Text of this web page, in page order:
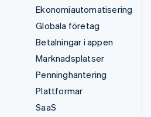
Ekonomiautomatisering
Globala företag
Betalningar i appen
Marknadsplatser
Penninghantering
Plattformar
SaaS